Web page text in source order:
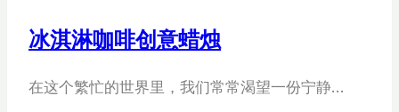
说
冰淇淋咖啡创意蜡烛
在这个繁忙的世界里，我们常常渴望一份宁静…